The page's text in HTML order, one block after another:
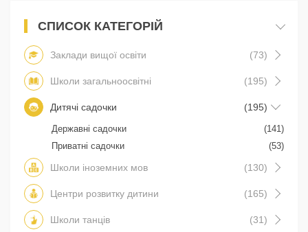
СПИСОК КАТЕГОРІЙ
Заклади вищої освіти (73)
Школи загальноосвітні (195)
Дитячі садочки (195)
Державні садочки
(141)
Приватні садочки
(53)
Школи іноземних мов (130)
Центри розвитку дитини (165)
Школи танців (31)